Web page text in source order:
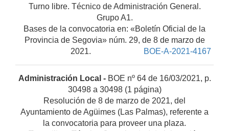
Turno libre. Técnico de Administración General.
Grupo A1.
Bases de la convocatoria en: «Boletín Oficial de la
Provincia de Segovia» núm. 29, de 8 de marzo de
2021.
BOE-A-2021-4167
Administración Local - BOE nº 64 de 16/03/2021, p.
30498 a 30498 (1 página)
Resolución de 8 de marzo de 2021, del
Ayuntamiento de Agüimes (Las Palmas), referente a
la convocatoria para proveer una plaza.